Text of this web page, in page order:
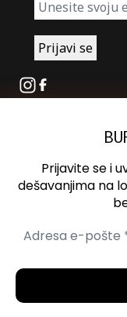
Instagram
Facebook
Oglašavanje
Kontakt
Spotify
Prijavite se i
dešavanjima na